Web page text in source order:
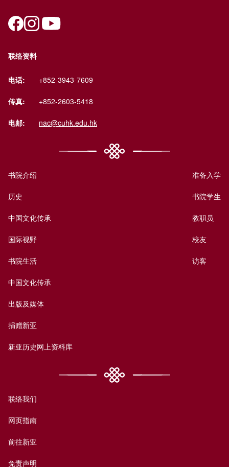
联络资料
电话: +852-3943-7609
传真: +852-2603-5418
电邮: nac@cuhk.edu.hk
书院介绍
历史
中国文化传承
国际视野
书院生活
中国文化传承
出版及媒体
捐赠新亚
新亚历史网上资料库
准备入学
书院学生
教职员
校友
访客
联络我们
网页指南
前往新亚
免责声明